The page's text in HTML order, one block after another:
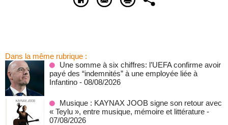
Dans la même rubrique :
Une somme à six chiffres: l’UEFA confirme avoir
payé des “indemnités” à une employée liée à
Infantino - 08/08/2026
Musique : KAYNAX JOOB signe son retour avec
« Teylu », entre musique, mémoire et littérature -
07/08/2026